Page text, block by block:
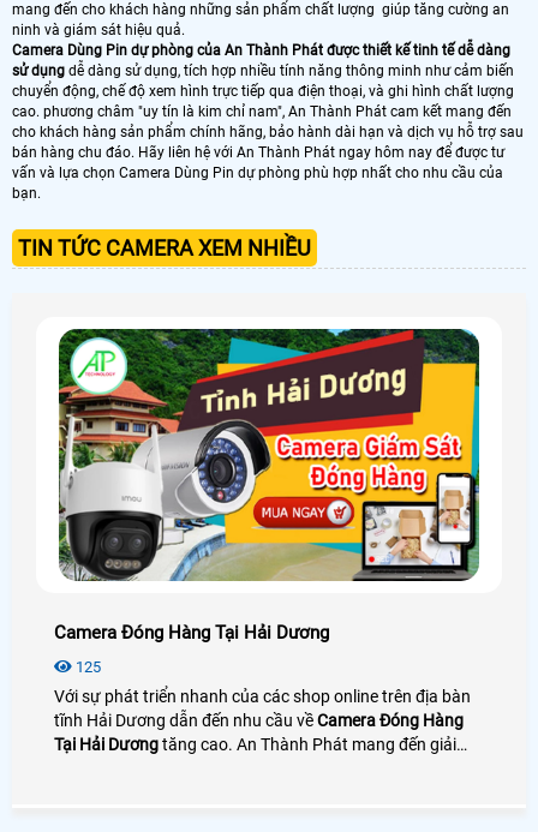
mang đến cho khách hàng những sản phẩm chất lượng giúp tăng cường an
ninh và giám sát hiệu quả.
Camera Dùng Pin dự phòng của An Thành Phát được thiết kế tinh tế dễ dàng
sử dụng dễ dàng sử dụng, tích hợp nhiều tính năng thông minh như cảm biến
chuyển động, chế độ xem hình trực tiếp qua điện thoại, và ghi hình chất lượng
cao. phương châm "uy tín là kim chỉ nam", An Thành Phát cam kết mang đến
cho khách hàng sản phẩm chính hãng, bảo hành dài hạn và dịch vụ hỗ trợ sau
bán hàng chu đáo. Hãy liên hệ với An Thành Phát ngay hôm nay để được tư
vấn và lựa chọn Camera Dùng Pin dự phòng phù hợp nhất cho nhu cầu của
bạn.
TIN TỨC CAMERA XEM NHIỀU
Camera Đóng Hàng Tại Hải Dương
125
Với sự phát triển nhanh của các shop online trên địa bàn
tĩnh Hải Dương dẫn đến nhu cầu vềCamera Đóng Hàng
Tại Hải Dươngtăng cao. An Thành Phát mang đến giải